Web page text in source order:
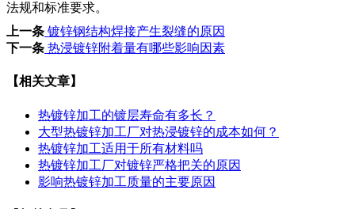
法规和标准要求。
上一条 镀锌钢结构焊接产生裂缝的原因
下一条 热浸镀锌附着量有哪些影响因素
【相关文章】
热镀锌加工的镀层寿命有多长？
大型热镀锌加工厂对热浸镀锌的成本如何？
热镀锌加工适用于所有材料吗
热镀锌加工厂对镀锌严格把关的原因
影响热镀锌加工质量的主要原因